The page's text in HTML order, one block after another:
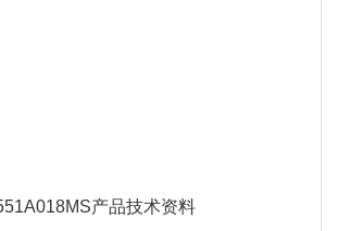
产品技术资料